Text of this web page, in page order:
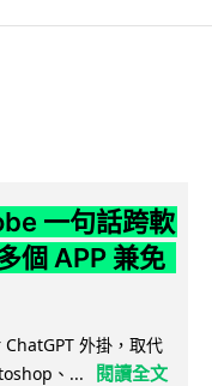
一句話跨軟
個 APP 兼免
外掛，取代
、...
閱讀全文